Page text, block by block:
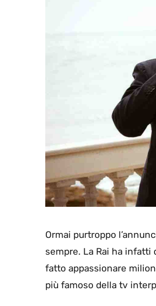
Ormai purtroppo
sempre. La Rai ha
fatto appassionare
più famoso della tv